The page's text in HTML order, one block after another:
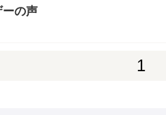
ーの声
1